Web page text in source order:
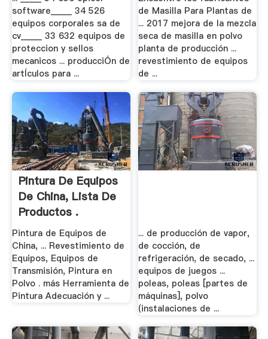
software_____ 34 526
equipos corporales sa de
cv_____ 33 632 equipos de
proteccion y sellos
mecanicos ... producciÓn de
artÍculos para ...
de Masilla Para Plantas de
... 2017 mejora de la mezcla
seca de masilla en polvo
planta de producción ...
revestimiento de equipos
de ...
Pintura De Equipos
De China, Lista De
Productos .
Pintura de Equipos de
China, ... Revestimiento de
Equipos, Equipos de
Transmisión, Pintura en
Polvo . más Herramienta de
Pintura Adecuación y ...
... de producción de vapor,
de cocción, de
refrigeración, de secado, ...
equipos de juegos ...
poleas, poleas [partes de
máquinas], polvo
(instalaciones de ...